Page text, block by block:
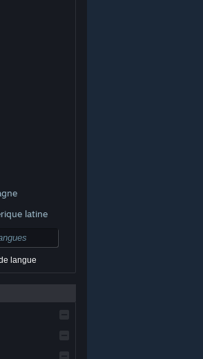
réservés. Toutes les
d'autres pays.
latine
langue